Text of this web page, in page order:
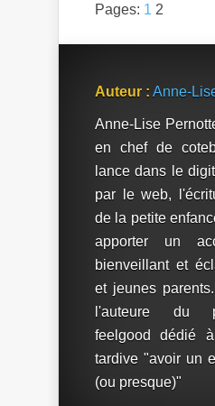
Mum !
Pages: 1 2
Auteur : Anne-
Anne-Lise
en chef de
lance dans le
par le web,
de la petite
apporter un
bienveillant et
et jeunes
l'auteure du
feelgood dédié
tardive "avoir un
(ou presque)"